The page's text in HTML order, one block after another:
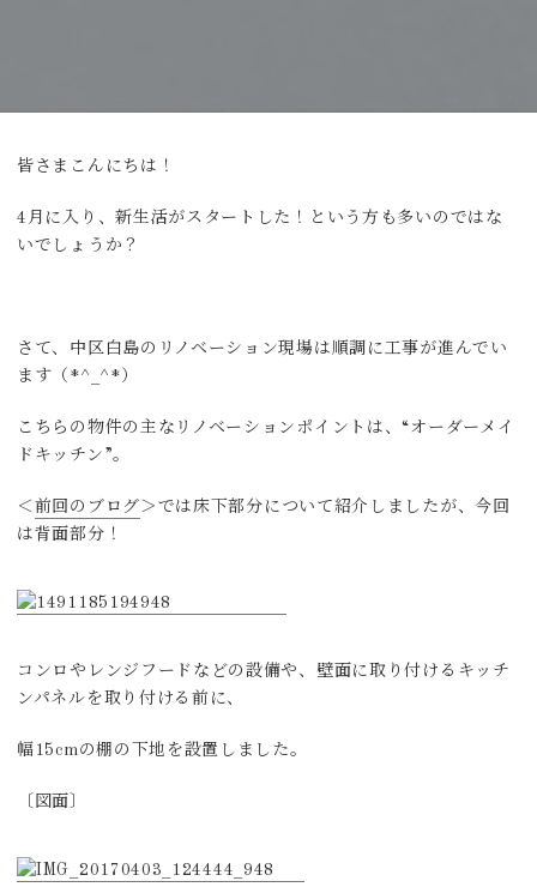
皆さまこんにちは！
4月に入り、新生活がスタートした！という方も多いのではな
いでしょうか？
さて、中区白島のリノベーション現場は順調に工事が進んでい
ます（*^_^*）
こちらの物件の主なリノベーションポイントは、“オーダーメイ
ドキッチン”。
＜ 前回のブログ ＞では床下部分について紹介しましたが、今回
は背面部分！
コンロやレンジフードなどの設備や、壁面に取り付けるキッチ
ンパネルを取り付ける前に、
幅15cmの棚の下地を設置しました。
〔図面〕